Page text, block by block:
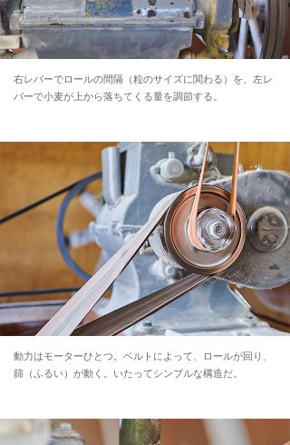
右レバーでロールの間隔（粒のサイズに関わる）を、左レ
バーで小麦が上から落ちてくる量を調節する。
動力はモーターひとつ。ベルトによって、ロールが回り、
篩（ふるい）が動く。いたってシンプルな構造だ。